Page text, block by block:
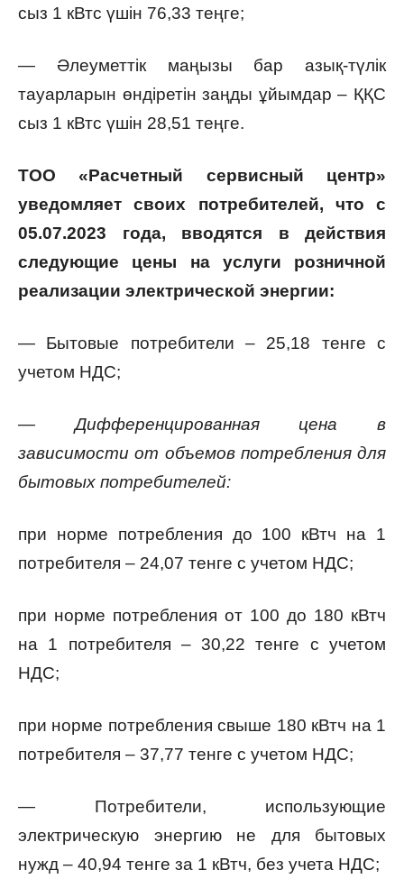
сыз 1 кВтс үшін 76,33 теңге;
— Әлеуметтiк маңызы бар азық-түлiк
тауарларын өндіретін заңды ұйымдар – ҚҚС
сыз 1 кВтс үшін 28,51 теңге.
ТОО «Расчетный сервисный центр»
уведомляет своих потребителей, что с
05.07.2023 года, вводятся в действия
следующие цены на услуги розничной
реализации электрической энергии:
— Бытовые потребители – 25,18 тенге с
учетом НДС;
— Дифференцированная цена в
зависимости от объемов потребления для
бытовых потребителей:
при норме потребления до 100 кВтч на 1
потребителя – 24,07 тенге с учетом НДС;
при норме потребления от 100 до 180 кВтч
на 1 потребителя – 30,22 тенге с учетом
НДС;
при норме потребления свыше 180 кВтч на 1
потребителя – 37,77 тенге с учетом НДС;
— Потребители, использующие
электрическую энергию не для бытовых
нужд – 40,94 тенге за 1 кВтч, без учета НДС;